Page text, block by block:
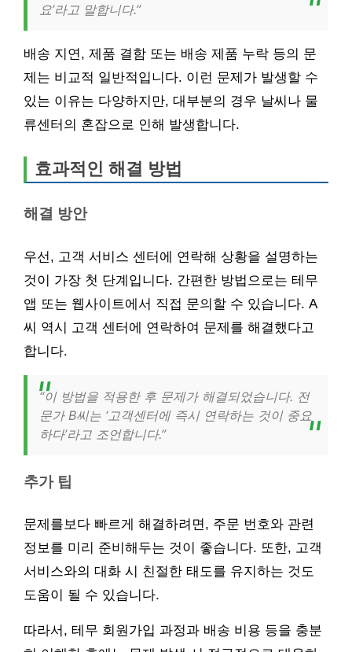
요’라고 말합니다.”
배송 지연, 제품 결함 또는 배송 제품 누락 등의 문
제는 비교적 일반적입니다. 이런 문제가 발생할 수
있는 이유는 다양하지만, 대부분의 경우 날씨나 물
류센터의 혼잡으로 인해 발생합니다.
효과적인 해결 방법
해결 방안
우선, 고객 서비스 센터에 연락해 상황을 설명하는
것이 가장 첫 단계입니다. 간편한 방법으로는 테무
앱 또는 웹사이트에서 직접 문의할 수 있습니다. A
씨 역시 고객 센터에 연락하여 문제를 해결했다고
합니다.
“이 방법을 적용한 후 문제가 해결되었습니다. 전
문가 B씨는 ‘고객센터에 즉시 연락하는 것이 중요
하다’라고 조언합니다.”
추가 팁
문제를보다 빠르게 해결하려면, 주문 번호와 관련
정보를 미리 준비해두는 것이 좋습니다. 또한, 고객
서비스와의 대화 시 친절한 태도를 유지하는 것도
도움이 될 수 있습니다.
따라서, 테무 회원가입 과정과 배송 비용 등을 충분